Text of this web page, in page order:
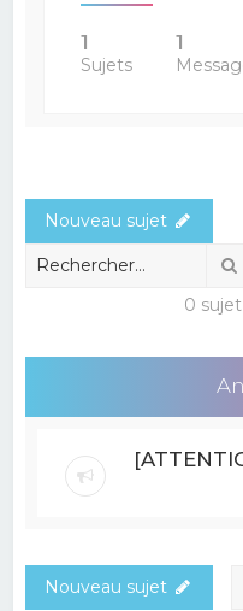
1
Sujets
1
Nouveau sujet
0 sujet
Nouveau sujet